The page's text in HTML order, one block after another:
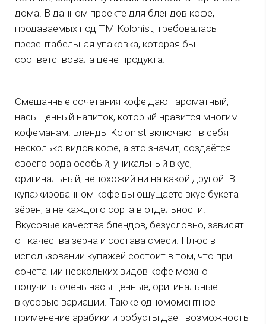
дома. В данном проекте для блендов кофе,
продаваемых под ТМ Kolonist, требовалась
презентабельная упаковка, которая бы
соответствовала цене продукта.
Смешанные сочетания кофе дают ароматный,
насыщенный напиток, который нравится многим
кофеманам. Бленды Kolonist включают в себя
несколько видов кофе, а это значит, создаётся
своего рода особый, уникальный вкус,
оригинальный, непохожий ни на какой другой. В
купажированном кофе вы ощущаете вкус букета
зёрен, а не каждого сорта в отдельности.
Вкусовые качества блендов, безусловно, зависят
от качества зерна и состава смеси. Плюс в
использовании купажей состоит в том, что при
сочетании нескольких видов кофе можно
получить очень насыщенные, оригинальные
вкусовые вариации. Также одномоментное
применение арабики и робусты дает возможность